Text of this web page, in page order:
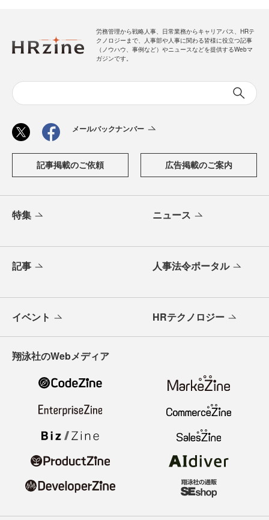
労務管理から戦略人事、日常業務からキャリアパス、HRテ
クノロジーまで、人事部や人事に関わる皆様に役立つ記事
（ノウハウ、事例など）やニュースなどを提供するWebマ
ガジンです。
メールバックナンバー
記事掲載のご依頼 広告掲載のご案内
特集 ニュース
記事 人事法令ポータル
イベント HRテクノロジー
翔泳社のWebメディア